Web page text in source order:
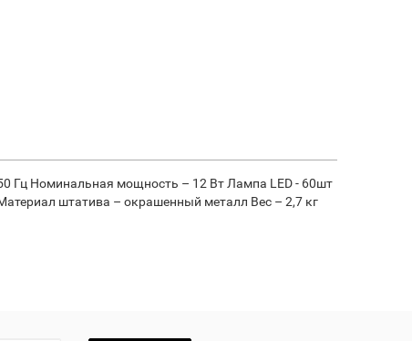
Гц Номинальная мощность – 12 Вт Лампа LED - 60шт
штатива – окрашенный металл Вес – 2,7 кг